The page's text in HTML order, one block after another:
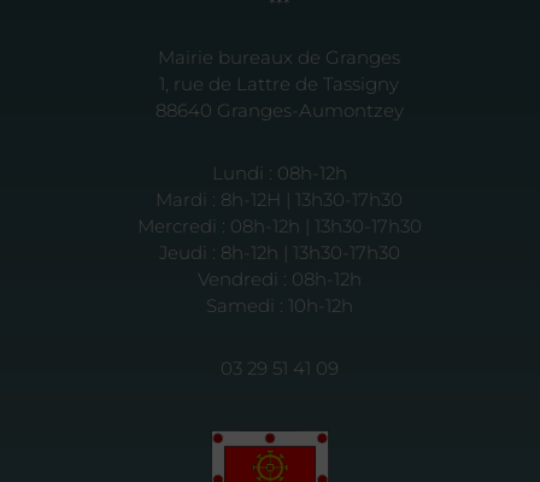
Mairie bureaux de Granges
1, rue de Lattre de Tassigny
88640 Granges-Aumontzey
Lundi : 08h-12h
Mardi : 8h-12H | 13h30-17h30
Mercredi : 08h-12h | 13h30-17h30
Jeudi : 8h-12h | 13h30-17h30
Vendredi : 08h-12h
Samedi : 10h-12h
03 29 51 41 09